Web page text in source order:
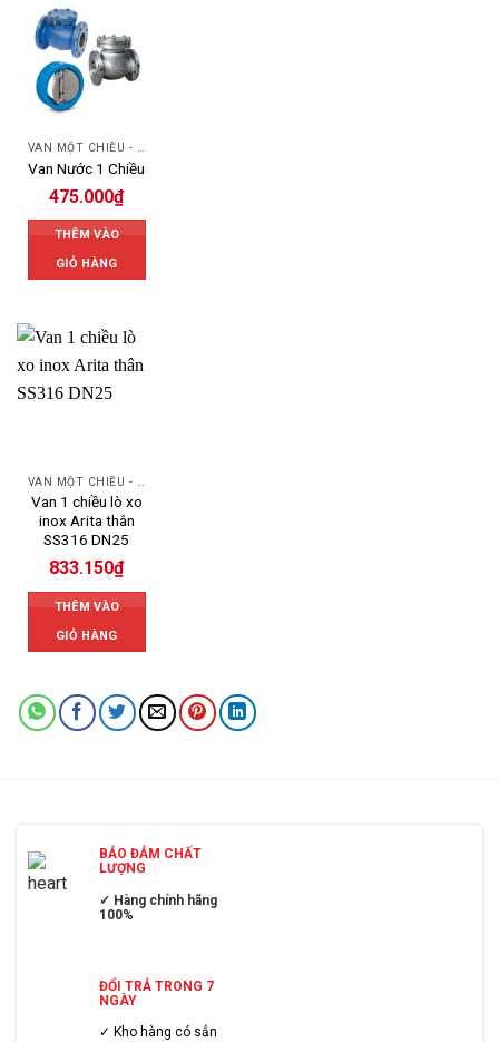
VAN MỘT CHIỀU - SWING CHECK VALVE
Van Nước 1 Chiều
475.000₫
THÊM VÀO
GIỎ HÀNG
Van 1 chiều lò xo
inox Arita thân
SS316 DN25
833.150₫
THÊM VÀO
GIỎ HÀNG
BẢO ĐẢM CHẤT
LƯỢNG
✓ Hàng chính hãng
100%
ĐỔI TRẢ TRONG 7
NGÀY
✓ Kho hàng có sẳn